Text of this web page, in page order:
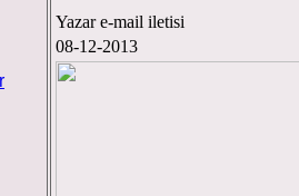
Yazar e-mail iletisi
08-12-2013